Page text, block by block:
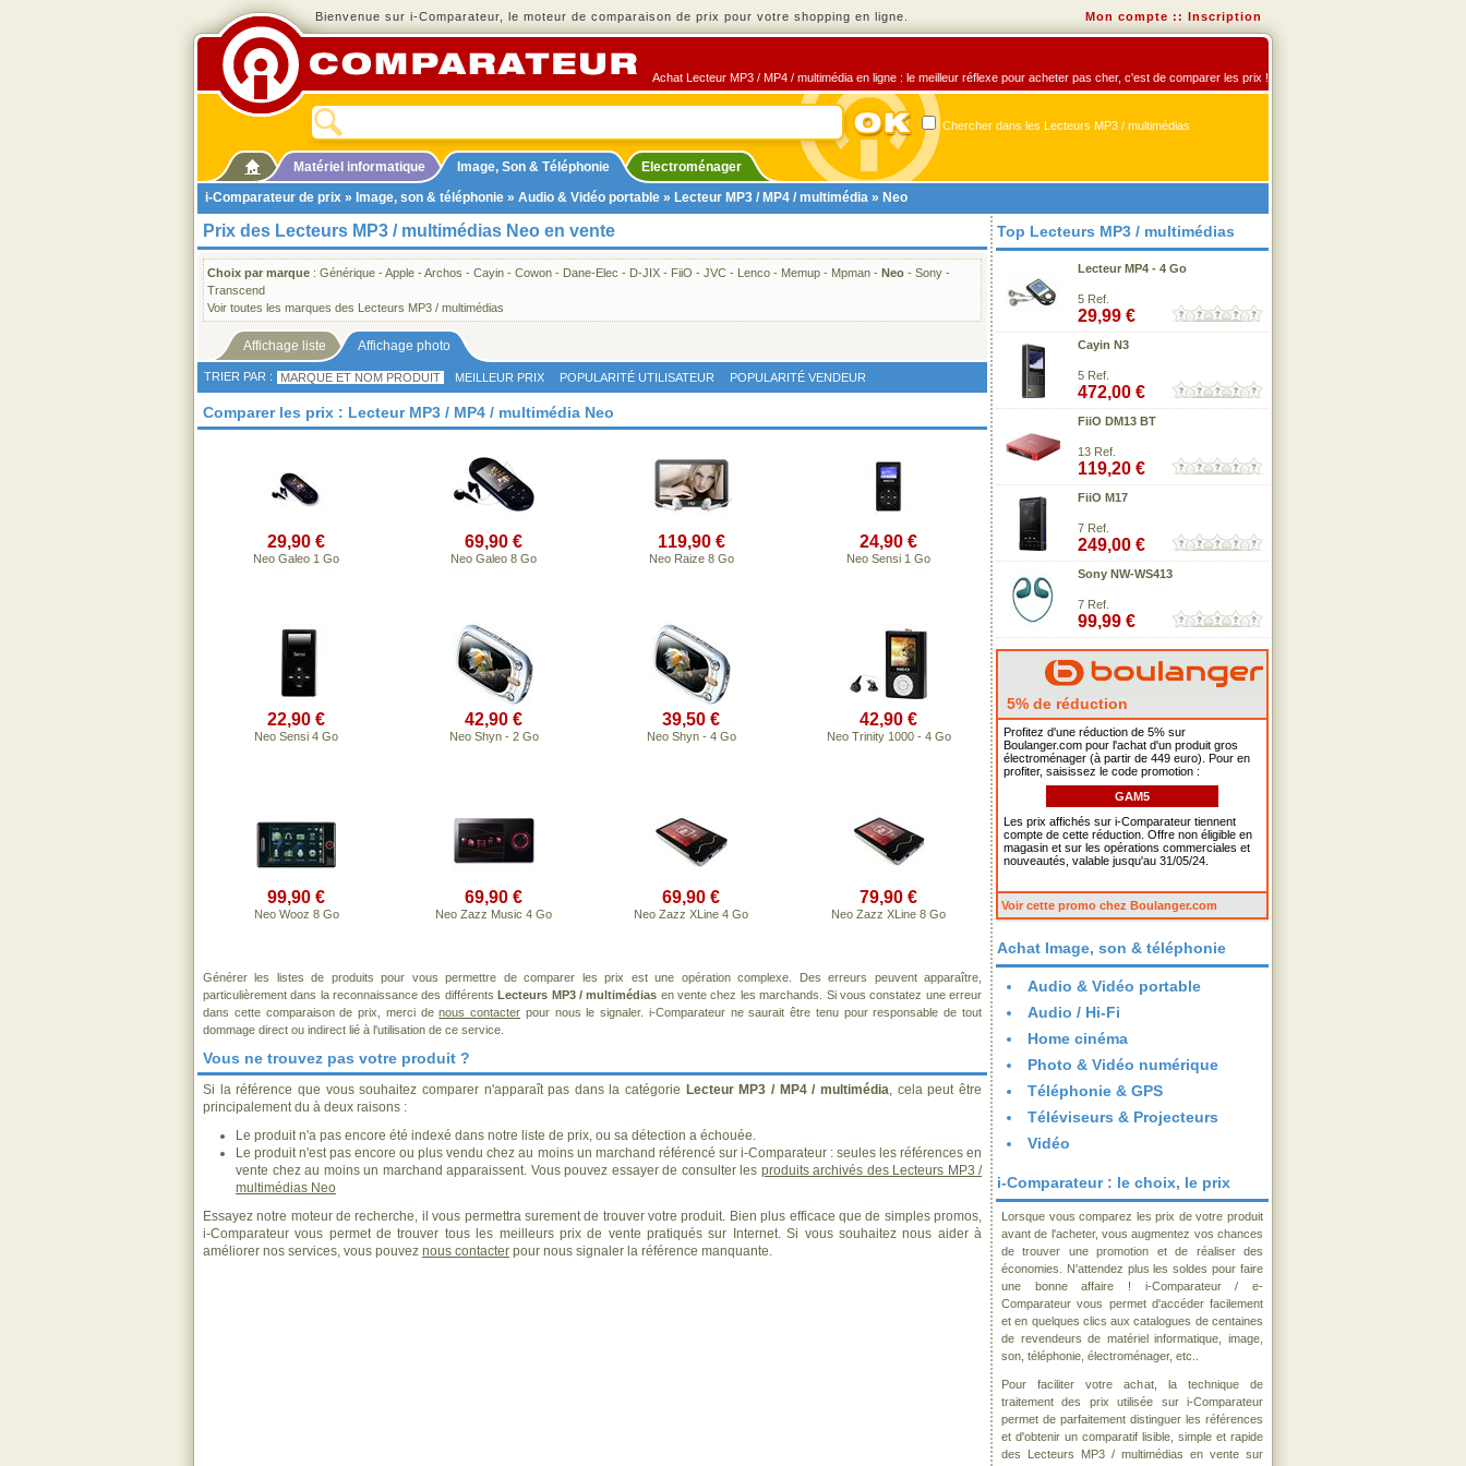
Bienvenue sur i-Comparateur, le moteur de comparaison de prix pour votre shopping en ligne. Mon compte :: Inscription
Achat Lecteur MP3 / MP4 / multimédia en ligne : le meilleur réflexe pour acheter pas cher, c'est de comparer les prix !
Chercher dans les Lecteurs MP3 / multimédias
Matériel informatique Image, Son & Téléphonie
Electroménager
i-Comparateur de prix » Image, son & téléphonie » Audio & Vidéo portable » Lecteur MP3 / MP4 / multimédia » Neo
Prix des Lecteurs MP3 / multimédias Neo en vente
Choix par marque : Générique -Apple -Archos - Cayin - Cowon - Dane-Elec - D-JIX - FiiO - JVC - Lenco - Memup - Mpman - Neo - Sony -
Transcend
Voir toutes les marques des Lecteurs MP3 / multimédias
Affichage liste Affichage photo
TRIER PAR : MARQUE ET NOM PRODUIT MEILLEUR PRIX POPULARITÉ UTILISATEUR POPULARITÉ VENDEUR
Comparer les prix : Lecteur MP3 / MP4 / multimédia Neo
29,90 €
Neo Galeo 1 Go
69,90 €
Neo Galeo 8 Go
119,90 €
Neo Raize 8 Go
24,90 €
Neo Sensi 1 Go
22,90 €
Neo Sensi 4 Go
42,90 €
Neo Shyn - 2 Go
39,50 €
Neo Shyn - 4 Go
42,90 €
Neo Trinity 1000 - 4 Go
99,90 €
Neo Wooz 8 Go
69,90 €
Neo Zazz Music 4 Go
69,90 €
Neo Zazz XLine 4 Go
79,90 €
Neo Zazz XLine 8 Go
Générer les listes de produits pour vous permettre de comparer les prix est une opération complexe. Des erreurs peuvent apparaître,
particulièrement dans la reconnaissance des différentsLecteurs MP3 / multimédias en vente chez les marchands. Si vous constatez une erreur
dans cette comparaison de prix, merci denous contacter pour nous le signaler. i-Comparateur ne saurait être tenu pour responsable de tout
dommage direct ou indirect lié à l'utilisation de ce service.
Vous ne trouvez pas votre produit ?
Si la référence que vous souhaitez comparer n'apparaît pas dans la catégorie Lecteur MP3 / MP4 / multimédia, cela peut être
principalement du à deux raisons :
Le produit n'a pas encore été indexé dans notre liste de prix, ou sa détection a échouée.
Le produit n'est pas encore ou plus vendu chez au moins un marchand référencé sur i-Comparateur : seules les références en
vente chez au moins un marchand apparaissent. Vous pouvez essayer de consulter les produits archivés des Lecteurs MP3 /
multimédias Neo
Essayez notre moteur de recherche, il vous permettra surement de trouver votre produit. Bien plus efficace que de simples promos,
i-Comparateur vous permet de trouver tous les meilleurs prix de vente pratiqués sur Internet. Si vous souhaitez nous aider à
améliorer nos services, vous pouvez nous contacter pour nous signaler la référence manquante.
Top Lecteurs MP3 / multimédias
Lecteur MP4 - 4 Go
5 Ref.
29,99 €
Cayin N3
5 Ref.
472,00 €
FiiO DM13 BT
13 Ref.
119,20 €
FiiO M17
7 Ref.
249,00 €
Sony NW-WS413
7 Ref.
99,99 €
5% de réduction
Profitez d'une réduction de 5% sur
Boulanger.com pour l'achat d'un produit gros
électroménager (à partir de 449 euro). Pour en
profiter, saisissez le code promotion :
GAM5
Les prix affichés sur i-Comparateur tiennent
compte de cette réduction. Offre non éligible en
magasin et sur les opérations commerciales et
nouveautés, valable jusqu'au 31/05/24.
Voir cette promo chez Boulanger.com
Achat Image, son & téléphonie
Audio & Vidéo portable
Audio / Hi-Fi
Home cinéma
Photo & Vidéo numérique
Téléphonie & GPS
Téléviseurs & Projecteurs
Vidéo
i-Comparateur : le choix, le prix
Lorsque vous comparez les prix de votre produit
avant de l'acheter, vous augmentez vos chances
de trouver une promotion et de réaliser des
économies. N'attendez plus les soldes pour faire
une bonne affaire ! i-Comparateur / e-
Comparateur vous permet d'accéder facilement
et en quelques clics aux catalogues de centaines
de revendeurs de matériel informatique, image,
son, téléphonie, électroménager, etc..
Pour faciliter votre achat, la technique de
traitement des prix utilisée sur i-Comparateur
permet de parfaitement distinguer les références
et d'obtenir un comparatif lisible, simple et rapide
des Lecteurs MP3 / multimédias en vente sur